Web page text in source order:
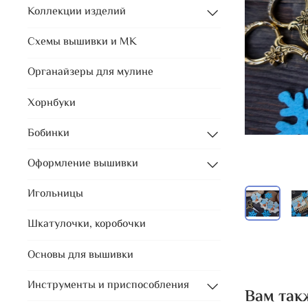
Вам
Коллекции изделий
Схемы вышивки и МК
Органайзеры для мулине
Хорнбуки
Бобинки
Оформление вышивки
Игольницы
Шкатулочки, коробочки
Основы для вышивки
Инструменты и приспособления